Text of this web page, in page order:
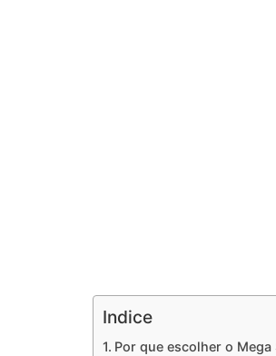
Indice
Por que escolher o